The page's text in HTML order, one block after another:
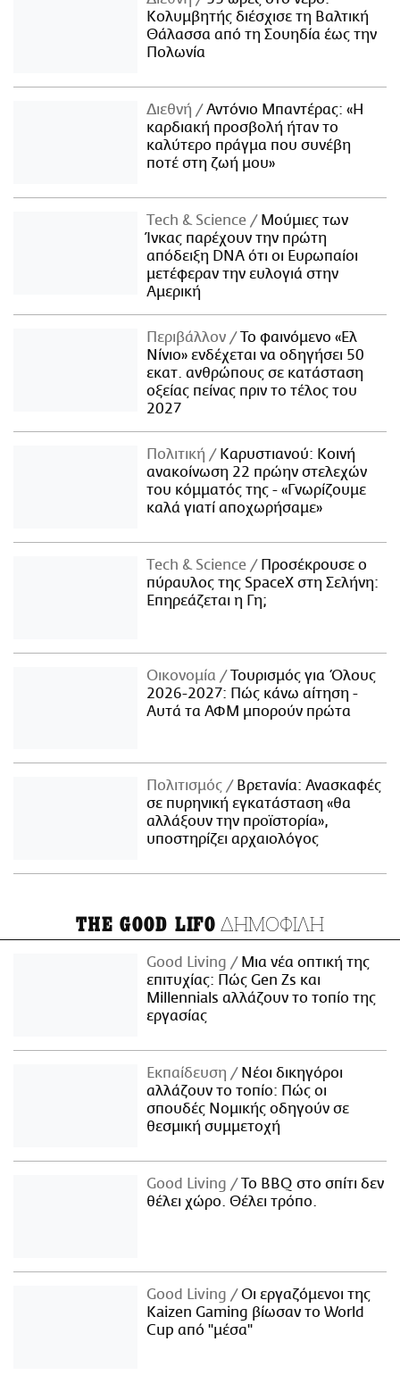
Κολυμβητής διέσχισε τη Βαλτική
Θάλασσα από τη Σουηδία έως την
Πολωνία
Διεθνή
Αντόνιο Μπαντέρας: «Η
καρδιακή προσβολή ήταν το
καλύτερο πράγμα που συνέβη
ποτέ στη ζωή μου»
Τech & Science
Μούμιες των
Ίνκας παρέχουν την πρώτη
απόδειξη DNA ότι οι Ευρωπαίοι
μετέφεραν την ευλογιά στην
Αμερική
Περιβάλλον
Το φαινόμενο «Ελ
Νίνιο» ενδέχεται να οδηγήσει 50
εκατ. ανθρώπους σε κατάσταση
οξείας πείνας πριν το τέλος του
2027
Πολιτική
Καρυστιανού: Κοινή
ανακοίνωση 22 πρώην στελεχών
του κόμματός της - «Γνωρίζουμε
καλά γιατί αποχωρήσαμε»
Τech & Science
Προσέκρουσε ο
πύραυλος της SpaceX στη Σελήνη:
Επηρεάζεται η Γη;
Οικονομία
Τουρισμός για Όλους
2026-2027: Πώς κάνω αίτηση -
Αυτά τα ΑΦΜ μπορούν πρώτα
Πολιτισμός
Βρετανία: Ανασκαφές
σε πυρηνική εγκατάσταση «θα
αλλάξουν την προϊστορία»,
υποστηρίζει αρχαιολόγος
THE GOOD LIFO ΔΗΜΟΦΙΛΗ
Good Living
Μια νέα οπτική της
επιτυχίας: Πώς Gen Zs και
Millennials αλλάζουν το τοπίο της
εργασίας
Εκπαίδευση
Νέοι δικηγόροι
αλλάζουν το τοπίο: Πώς οι
σπουδές Νομικής οδηγούν σε
θεσμική συμμετοχή
Good Living
Το BBQ στο σπίτι δεν
θέλει χώρο. Θέλει τρόπο.
Good Living
Οι εργαζόμενοι της
Kaizen Gaming βίωσαν το World
Cup από "μέσα"